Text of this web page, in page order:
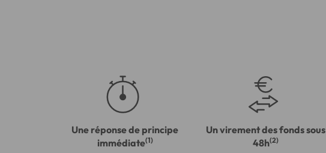
Une réponse de principe
immédiate(1)
Un virement des fonds sous
48h(2)